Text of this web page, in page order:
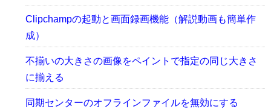
Clipchampの起動と画面録画機能（解説動画も簡単作
成）
不揃いの大きさの画像をペイントで指定の同じ大きさ
に揃える
同期センターのオフラインファイルを無効にする